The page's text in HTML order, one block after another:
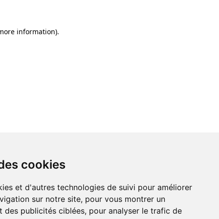
cookies
et d'autres technologies de suivi pour améliorer
sur notre site, pour vous montrer un
des publicités ciblées, pour analyser le trafic de
information).